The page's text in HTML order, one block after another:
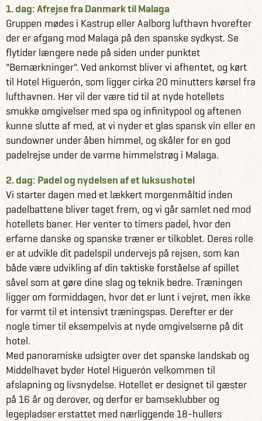
tage til stranden, som ligger blot 5 minutters kørsel væk.
Hotellet har jævnlige shuttleservice til og fra stranden,
hvor du kan dyppe fødderne i Middelhavets lune vande og
nyde en sangria på de mange strandbarer.
Jysk Rejsebureau har specialudvalgt Hotel Higuerón som
base for denne rejse, da den giver den perfekte base for
at kombinere padel på selve hotellet med de luksuriøse
forhold og gode dagstursmuligheder i området.
Uanset hvor du spiller padel til dagligt, er du velkommen
1. dag: Afrejse fra Danmark til Malaga
Gruppen mødes i Kastrup eller Aalborg lufthavn hvorefter
der er afgang mod Malaga på den spanske sydkyst. Se
flytider længere nede på siden under punktet
"Bemærkninger". Ved ankomst bliver vi afhentet, og kørt
til Hotel Higuerón, som ligger cirka 20 minutters kørsel fra
lufthavnen. Her vil der være tid til at nyde hotellets
smukke omgivelser med spa og infinitypool og aftenen
kunne slutte af med, at vi nyder et glas spansk vin eller en
sundowner under åben himmel, og skåler for en god
padelrejse under de varme himmelstrøg i Malaga.
2. dag: Padel og nydelsen af et luksushotel
Vi starter dagen med et lækkert morgenmåltid inden
padelbattene bliver taget frem, og vi går samlet ned mod
hotellets baner. Her venter to timers padel, hvor den
erfarne danske og spanske træner er tilkoblet. Deres rolle
er at udvikle dit padelspil undervejs på rejsen, som kan
både være udvikling af din taktiske forståelse af spillet
såvel som at gøre dine slag og teknik bedre. Træningen
ligger om formiddagen, hvor det er lunt i vejret, men ikke
for varmt til et intensivt træningspas. Derefter er der
nogle timer til eksempelvis at nyde omgivelserne på dit
hotel.
Med panoramiske udsigter over det spanske landskab og
Middelhavet byder Hotel Higuerón velkommen til
afslapning og livsnydelse. Hotellet er designet til gæster
på 16 år og derover, og derfor er bamseklubber og
legepladser erstattet med nærliggende 18-hullers